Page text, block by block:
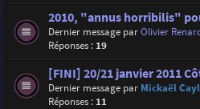
2010, "annus horribilis"
Dernier message parOlivier
Réponses : 19
[FINI] 20/21 janvier 2011
Dernier message par Mickaël
Réponses : 11